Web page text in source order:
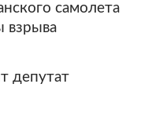
самолета
взрыва
депутат